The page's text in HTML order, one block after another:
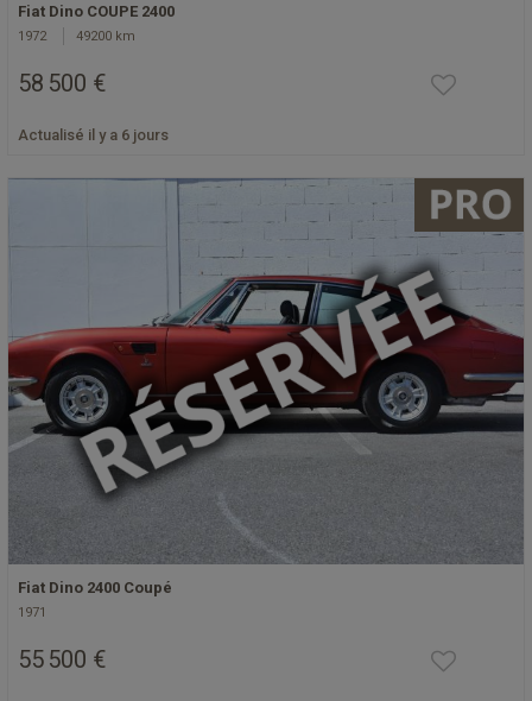
Fiat Dino COUPE 2400
1972 49200 km
58 500 €
Actualisé il y a 6 jours
Fiat Dino 2400 Coupé
1971
55 500 €